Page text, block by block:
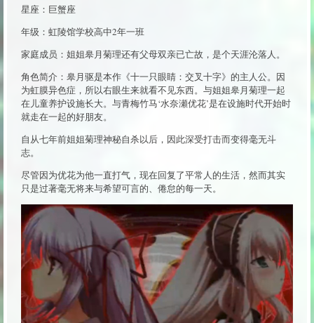
星座：巨蟹座
年级：虹陵馆学校高中2年一班
家庭成员：姐姐皋月菊理还有父母双亲已亡故，是个天涯沦落人。
角色简介：皋月驱是本作《十一只眼睛：交叉十字》的主人公。因
为虹膜异色症，所以右眼生来就看不见东西。与姐姐皋月菊理一起
在儿童养护设施长大。与青梅竹马‘水奈瀬优花’是在设施时代开始时
就走在一起的好朋友。
自从七年前姐姐菊理神秘自杀以后，因此深受打击而变得毫无斗
志。
尽管因为优花为他一直打气，现在回复了平常人的生活，然而其实
只是过著毫无将来与希望可言的、倦怠的每一天。